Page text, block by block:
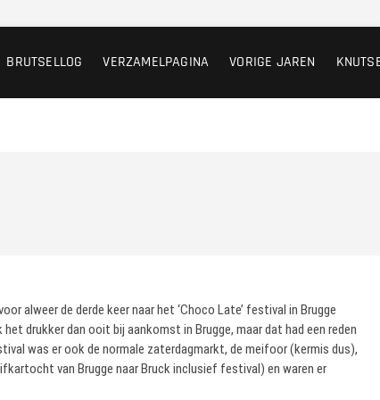
BRUTSELLOG VERZAMELPAGINA VORIGE JAREN
alweer de derde keer naar het ‘Choco Late’ festival in Brugge
het drukker dan ooit bij aankomst in Brugge, maar dat had een reden
was er ook de normale zaterdagmarkt, de meifoor (kermis dus),
van Brugge naar Bruck inclusief festival) en waren er